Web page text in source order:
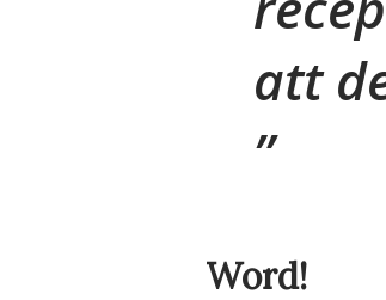
att
Word!